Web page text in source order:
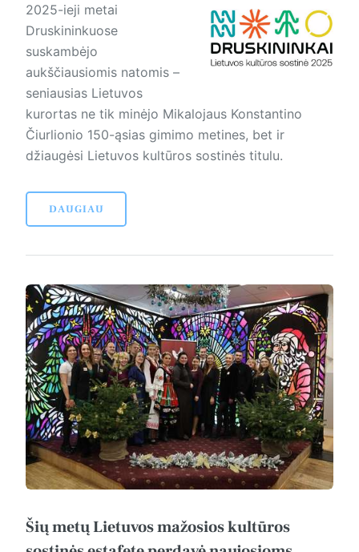
2025-ieji metai
Druskininkuose
suskambėjo
aukščiausiomis natomis –
seniausias Lietuvos
kurortas ne tik minėjo Mikalojaus Konstantino
Čiurlionio 150-ąsias gimimo metines, bet ir
džiaugėsi Lietuvos kultūros sostinės titulu.
DAUGIAU
Šių metų Lietuvos mažosios kultūros